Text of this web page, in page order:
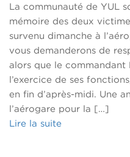
La communauté de YUL
mémoire des deux
survenu dimanche à
vous demanderons de
alors que le commandant
l’exercice de ses
en fin d’après-midi. Une
l’aérogare pour la […]
Lire la suite